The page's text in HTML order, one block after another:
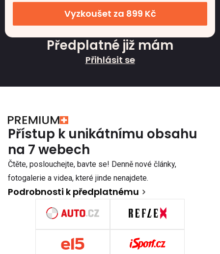
Vyzkoušet za 899 Kč
Předplatné již mám
Přihlásit se
Přístup k unikátnímu obsahu
na 7 webech
Čtěte, poslouchejte, bavte se! Denně nové články,
fotogalerie a videa, které jinde nenajdete.
Podrobnosti k předplatnému